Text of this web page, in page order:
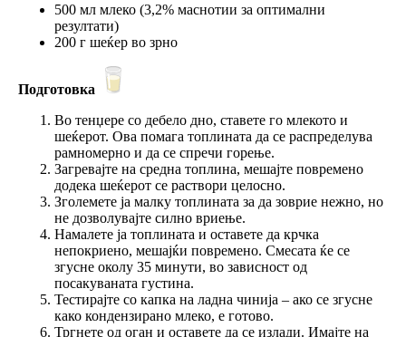
500 мл млеко (3,2% маснотии за оптимални
резултати)
200 г шеќер во зрно
Подготовка
Во тенџере со дебело дно, ставете го млекото и
шеќерот. Ова помага топлината да се распределува
рамномерно и да се спречи горење.
Загревајте на средна топлина, мешајте повремено
додека шеќерот се раствори целосно.
Зголемете ја малку топлината за да зоврие нежно, но
не дозволувајте силно вриење.
Намалете ја топлината и оставете да крчка
непокриено, мешајќи повремено. Смесата ќе се
згусне околу 35 минути, во зависност од
посакуваната густина.
Тестирајте со капка на ладна чинија – ако се згусне
како кондензирано млеко, е готово.
Тргнете од оган и оставете да се излади. Имајте на